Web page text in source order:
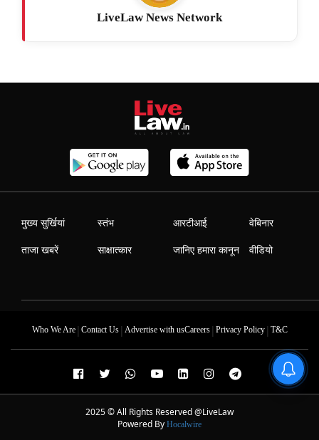
LiveLaw News Network
मुख्य सुर्खियां
ताजा खबरें
स्तंभ
साक्षात्कार
आरटीआई
जानिए हमारा कानून
वेबिनार
वीडियो
Who We Are| Contact Us| Advertise with usCareers| Privacy Policy| T&C
2025 © All Rights Reserved @LiveLaw
Powered By Hocalwire